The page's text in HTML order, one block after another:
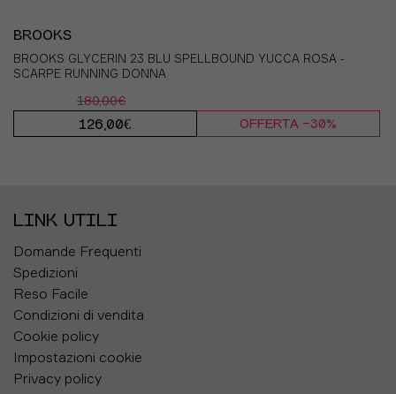
BROOKS
BROOKS GLYCERIN 23 BLU SPELLBOUND YUCCA ROSA -
SCARPE RUNNING DONNA
180,00€
126,00€ OFFERTA -30%
LINK UTILI
Domande Frequenti
Spedizioni
Reso Facile
Condizioni di vendita
Cookie policy
Impostazioni cookie
Privacy policy